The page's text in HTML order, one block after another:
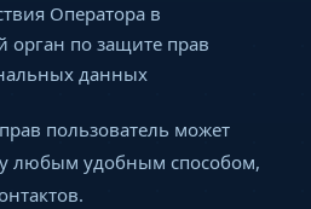
Оператора в
по защите прав
данных
пользователь может
любым удобным способом,